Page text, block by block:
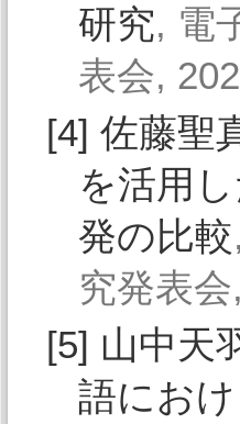
研究, 電
表会,
[4] 佐藤聖
を活用
発の比較
究発表
[5] 山中天
語にお